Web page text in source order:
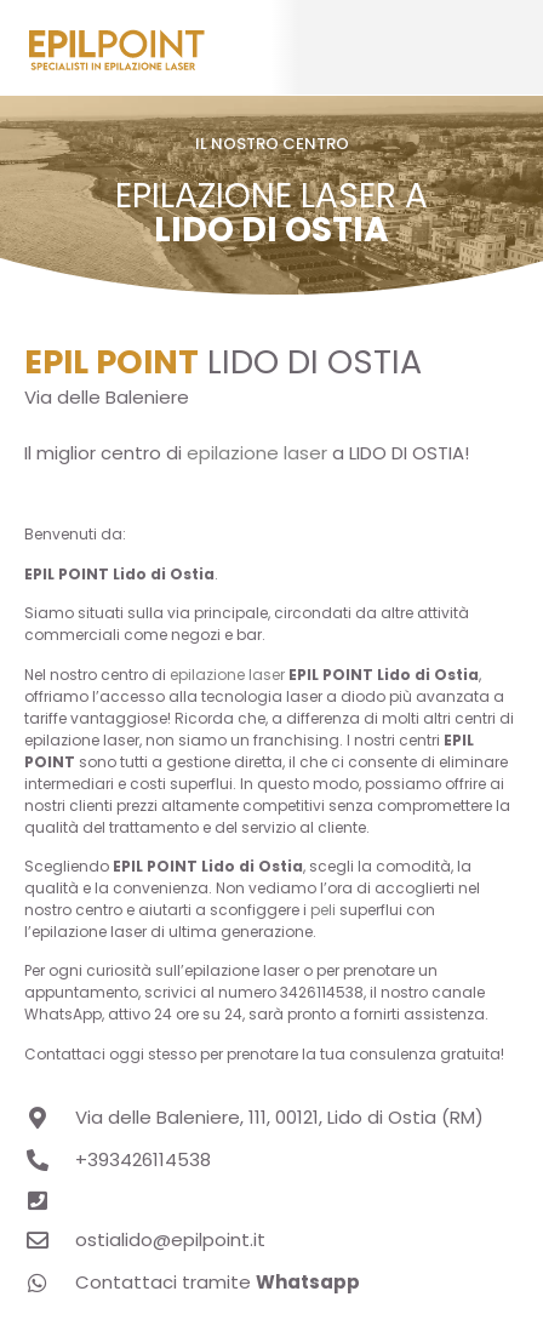
IL NOSTRO CENTRO
EPILAZIONE LASER A
LIDO DI OSTIA
EPIL POINT LIDO DI OSTIA
Via delle Baleniere
Il miglior centro di epilazione lasera LIDO DI OSTIA!
Benvenuti da:
EPIL POINT Lido di Ostia.
Siamo situati sulla via principale, circondati da altre attività
commerciali come negozi e bar.
Nel nostro centro di epilazione laser EPIL POINT Lido di Ostia,
offriamo l’accesso alla tecnologia laser a diodo più avanzata a
tariffe vantaggiose! Ricorda che, a differenza di molti altri centri di
epilazione laser, non siamo un franchising. I nostri centri EPIL
POINT sono tutti a gestione diretta, il che ci consente di eliminare
intermediari e costi superflui. In questo modo, possiamo offrire ai
nostri clienti prezzi altamente competitivi senza compromettere la
qualità del trattamento e del servizio al cliente.
Scegliendo EPIL POINT Lido di Ostia, scegli la comodità, la
qualità e la convenienza. Non vediamo l’ora di accoglierti nel
nostro centro e aiutarti a sconfiggere i peli superflui con
l’epilazione laser di ultima generazione.
Per ogni curiosità sull’epilazione laser o per prenotare un
appuntamento, scrivici al numero3426114538, il nostro canale
WhatsApp, attivo 24 ore su 24, sarà pronto a fornirti assistenza.
Contattaci oggi stesso per prenotare la tua consulenza gratuita!
Via delle Baleniere, 111, 00121, Lido di Ostia (RM)
+393426114538
ostialido@epilpoint.it
Contattaci tramite Whatsapp